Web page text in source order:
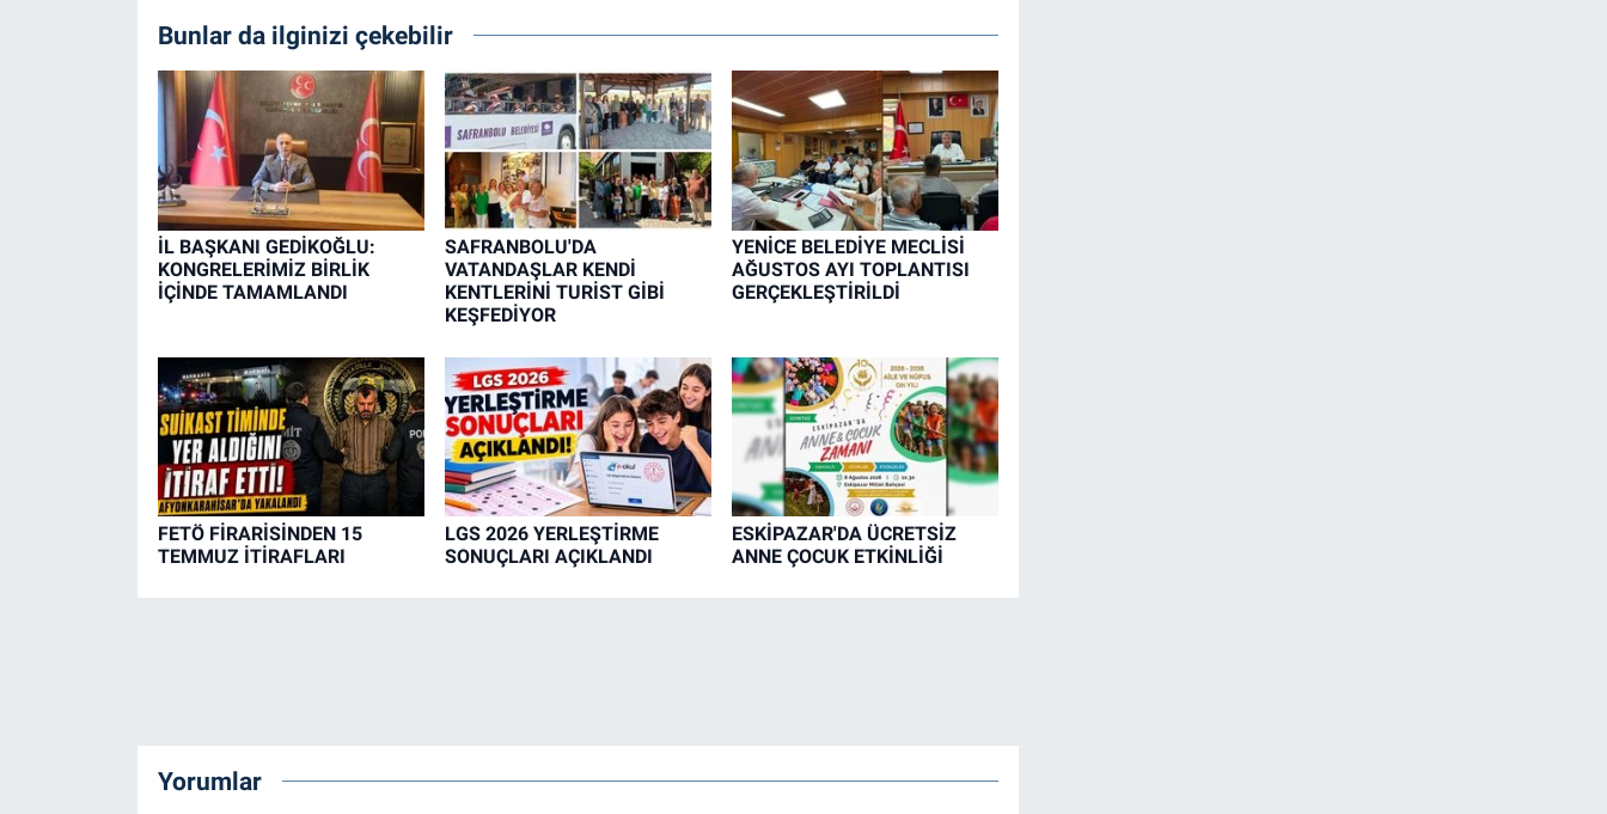
Bunlar da ilginizi çekebilir
İL BAŞKANI GEDİKOĞLU:
KONGRELERİMİZ BİRLİK
İÇİNDE TAMAMLANDI
SAFRANBOLU'DA
VATANDAŞLAR KENDİ
KENTLERİNİ TURİST GİBİ
KEŞFEDİYOR
YENİCE BELEDİYE MECLİSİ
AĞUSTOS AYI TOPLANTISI
GERÇEKLEŞTİRİLDİ
FETÖ FİRARİSİNDEN 15
TEMMUZ İTİRAFLARI
LGS 2026 YERLEŞTİRME
SONUÇLARI AÇIKLANDI
ESKİPAZAR'DA ÜCRETSİZ
ANNE ÇOCUK ETKİNLİĞİ
Yorumlar